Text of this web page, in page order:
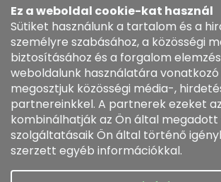
Ez a weboldal cookie-kat használ
Sütiket használunk a tartalom és a
személyre szabásához, a közösségi
biztosításához és a forgalom
weboldalunk használatára
megosztjuk közösségi média-,
partnereinkkel. A partnerek ezeket
kombinálhatják az Ön által megadott
szolgáltatásaik Ön által történő
szerzett egyéb információkkal.
381281747, 603225633
603225633
https://www.facebook.com/
Informace pro vás
Általános szerződési feltételek
Cookie szabályzat
Rendelésem